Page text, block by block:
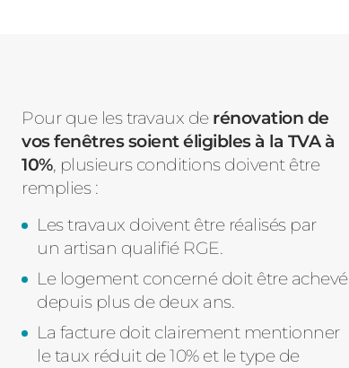
Pour que les travaux de rénovation de
vos fenêtres soient éligibles à la TVA à
10%, plusieurs conditions doivent être
remplies :
Les travaux doivent être réalisés par
un artisan qualifié RGE.
Le logement concerné doit être achevé
depuis plus de deux ans.
La facture doit clairement mentionner
le taux réduit de 10% et le type de